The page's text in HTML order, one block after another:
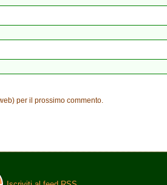
per il prossimo commento.